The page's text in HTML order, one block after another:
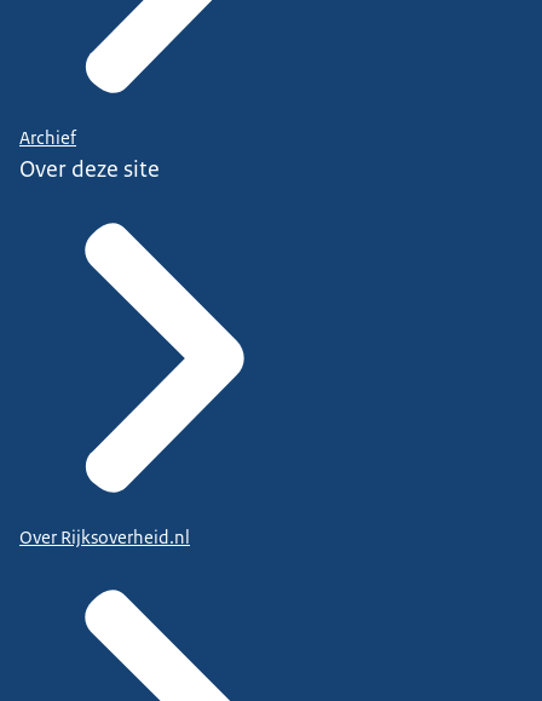
Archief
Over deze site
Over Rijksoverheid.nl